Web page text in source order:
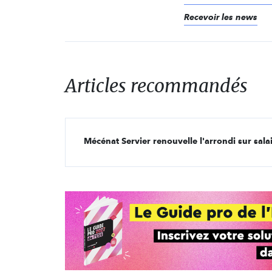
Recevoir les news
Articles recommandés
Mécénat Servier renouvelle l'arrondi sur